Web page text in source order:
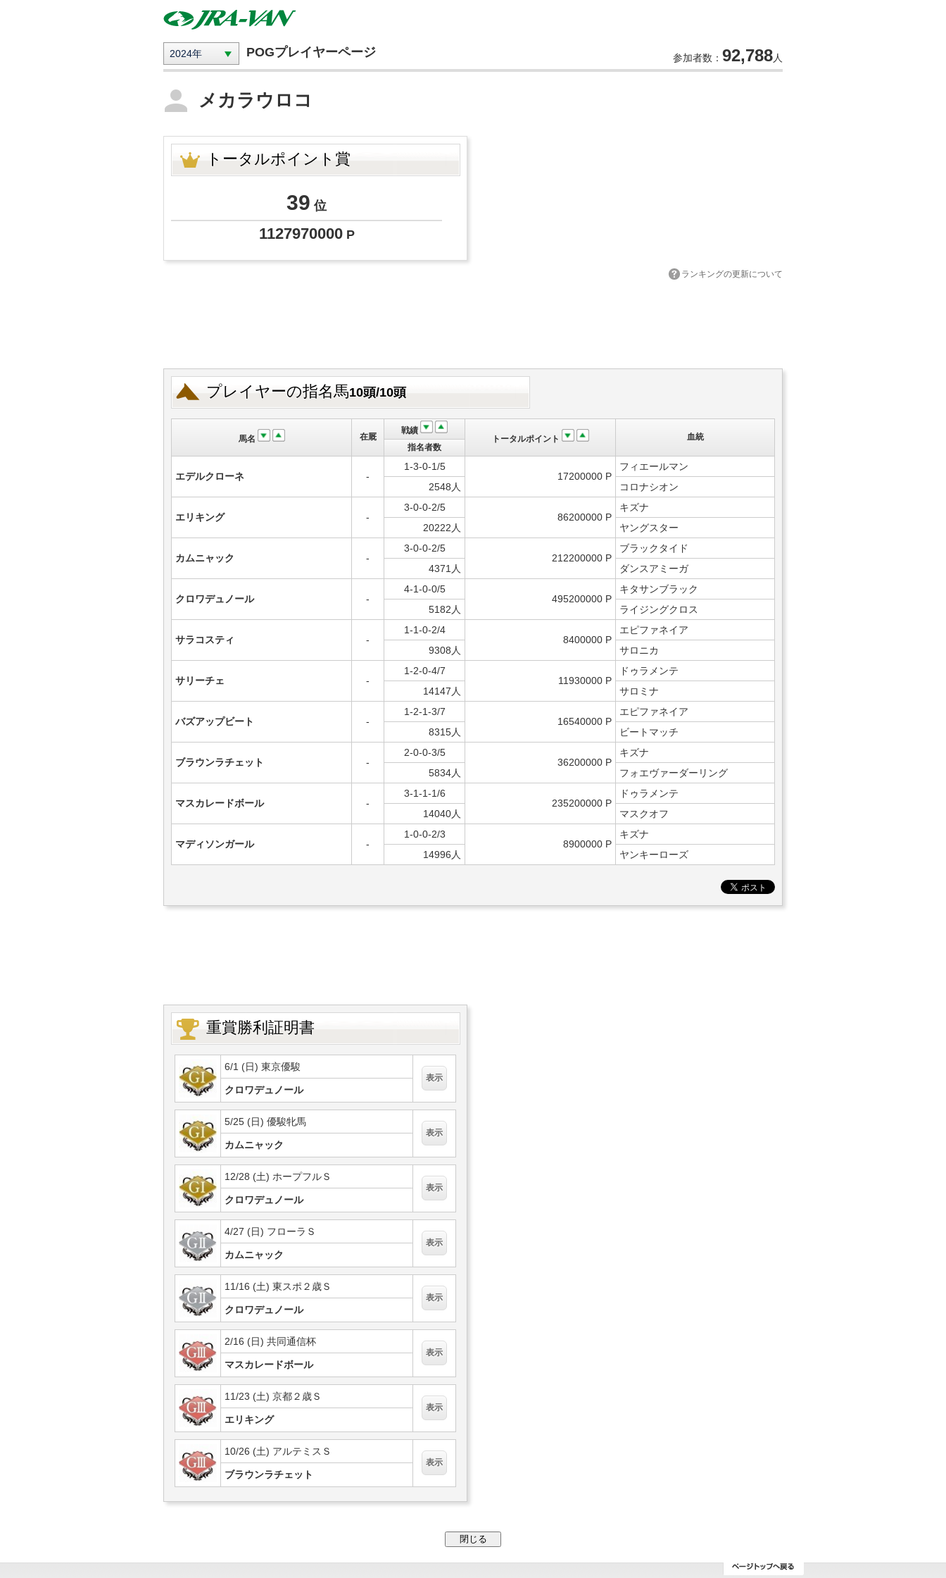
2024年 POGプレイヤーページ 参加者数： 92,788人
メカラウロコ
トータルポイント賞
39 位
1127970000P
ランキングの更新について
プレイヤーの指名馬10頭/10頭
馬名 在厩
戦績
トータルポイント
血統
指名者数
エデルクローネ -
1-3-0-1/5
17200000 P
フィエールマン
2548人
コロナシオン
エリキング -
3-0-0-2/5
86200000 P
キズナ
20222人
ヤングスター
カムニャック -
3-0-0-2/5
212200000 P
ブラックタイド
4371人
ダンスアミーガ
クロワデュノール -
4-1-0-0/5
495200000 P
キタサンブラック
5182人
ライジングクロス
サラコスティ -
1-1-0-2/4
8400000 P
エピファネイア
9308人
サロニカ
サリーチェ -
1-2-0-4/7
11930000 P
ドゥラメンテ
14147人
サロミナ
バズアップビート -
1-2-1-3/7
16540000 P
エピファネイア
8315人
ビートマッチ
ブラウンラチェット -
2-0-0-3/5
36200000 P
キズナ
5834人
フォエヴァーダーリング
マスカレードボール -
3-1-1-1/6
235200000 P
ドゥラメンテ
14040人
マスクオフ
マディソンガール -
1-0-0-2/3
8900000 P
キズナ
14996人
ヤンキーローズ
重賞勝利証明書
6/1 (日) 東京優駿
クロワデュノール
5/25 (日) 優駿牝馬
カムニャック
12/28 (土) ホープフルＳ
クロワデュノール
4/27 (日) フローラＳ
カムニャック
11/16 (土) 東スポ２歳Ｓ
クロワデュノール
2/16 (日) 共同通信杯
マスカレードボール
11/23 (土) 京都２歳Ｓ
エリキング
10/26 (土) アルテミスＳ
ブラウンラチェット